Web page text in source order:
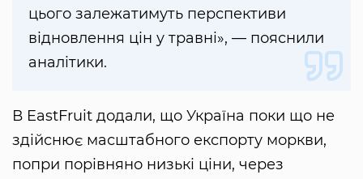
цього залежатимуть перспективи
відновлення цін у травні», — пояснили
аналітики.
В EastFruit додали, що Україна поки що не
здійснює масштабного експорту моркви,
попри порівняно низькі ціни, через